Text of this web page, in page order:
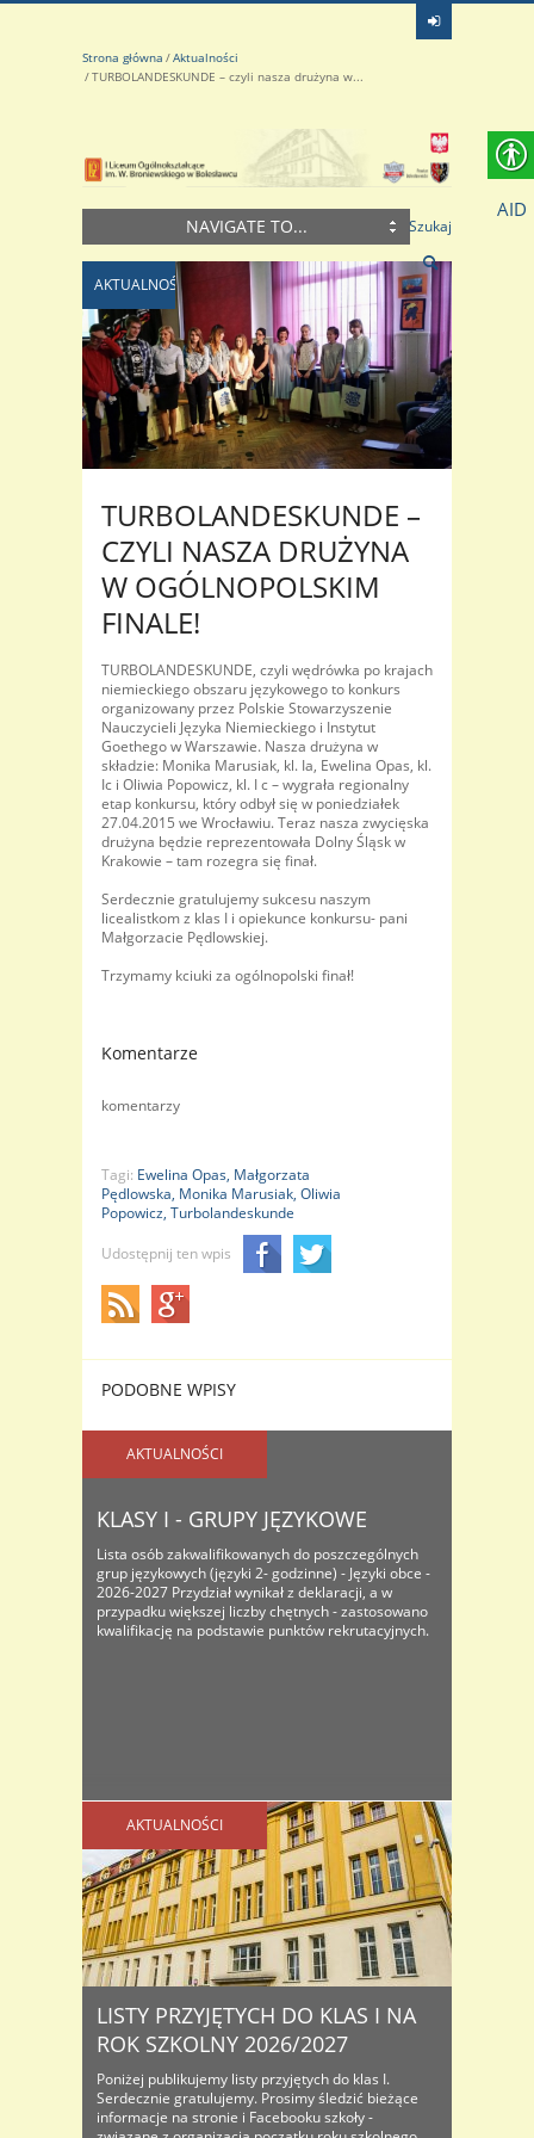
Strona główna
Aktualności
TURBOLANDESKUNDE – czyli nasza drużyna w...
NAVIGATE TO... Szukaj
AKTUALNOŚCI
TURBOLANDESKUNDE –
CZYLI NASZA DRUŻYNA
W OGÓLNOPOLSKIM
FINALE!
TURBOLANDESKUNDE, czyli wędrówka po krajach
niemieckiego obszaru językowego to konkurs
organizowany przez Polskie Stowarzyszenie
Nauczycieli Języka Niemieckiego i Instytut
Goethego w Warszawie. Nasza drużyna w
składzie: Monika Marusiak, kl. Ia, Ewelina Opas, kl.
Ic i Oliwia Popowicz, kl. I c – wygrała regionalny
etap konkursu, który odbył się w poniedziałek
27.04.2015 we Wrocławiu. Teraz nasza zwycięska
drużyna będzie reprezentowała Dolny Śląsk w
Krakowie – tam rozegra się finał.
Serdecznie gratulujemy sukcesu naszym
licealistkom z klas I i opiekunce konkursu- pani
Małgorzacie Pędlowskiej.
Trzymamy kciuki za ogólnopolski finał!
Komentarze
komentarzy
Tagi: Ewelina Opas, Małgorzata
Pędlowska, Monika Marusiak, Oliwia
Popowicz, Turbolandeskunde
Udostępnij ten wpis
PODOBNE WPISY
AKTUALNOŚCI
KLASY I - GRUPY JĘZYKOWE
Lista osób zakwalifikowanych do poszczególnych
grup językowych (języki 2- godzinne) - Języki obce -
2026-2027 Przydział wynikał z deklaracji, a w
przypadku większej liczby chętnych - zastosowano
kwalifikację na podstawie punktów rekrutacyjnych.
AKTUALNOŚCI
LISTY PRZYJĘTYCH DO KLAS I NA
ROK SZKOLNY 2026/2027
Poniżej publikujemy listy przyjętych do klas I.
Serdecznie gratulujemy. Prosimy śledzić bieżące
informacje na stronie i Facebooku szkoły -
AID